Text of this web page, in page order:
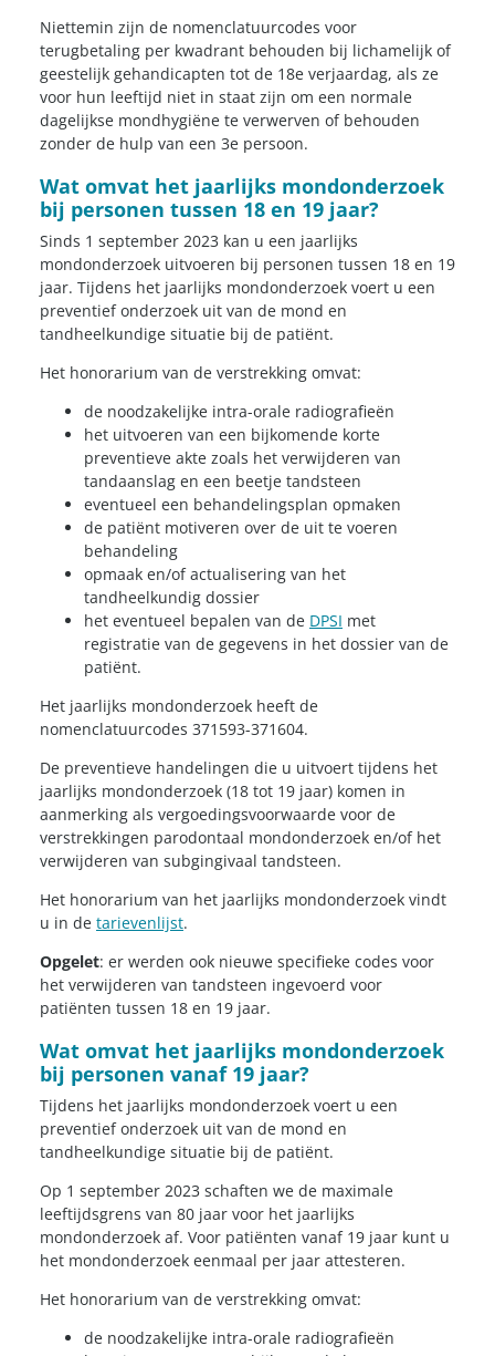
Niettemin zijn de nomenclatuurcodes voor
terugbetaling per kwadrant behouden bij lichamelijk of
geestelijk gehandicapten tot de 18e verjaardag, als ze
voor hun leeftijd niet in staat zijn om een normale
dagelijkse mondhygiëne te verwerven of behouden
zonder de hulp van een 3e persoon.
Wat omvat het jaarlijks mondonderzoek
bij personen tussen 18 en 19 jaar?
Sinds 1 september 2023 kan u een jaarlijks
mondonderzoek uitvoeren bij personen tussen 18 en 19
jaar. Tijdens het jaarlijks mondonderzoek voert u een
preventief onderzoek uit van de mond en
tandheelkundige situatie bij de patiënt.
Het honorarium van de verstrekking omvat:
de noodzakelijke intra-orale radiografieën
het uitvoeren van een bijkomende korte
preventieve akte zoals het verwijderen van
tandaanslag en een beetje tandsteen
eventueel een behandelingsplan opmaken
de patiënt motiveren over de uit te voeren
behandeling
opmaak en/of actualisering van het
tandheelkundig dossier
het eventueel bepalen van de DPSI met
registratie van de gegevens in het dossier van de
patiënt.
Het jaarlijks mondonderzoek heeft de
nomenclatuurcodes 371593-371604.
De preventieve handelingen die u uitvoert tijdens het
jaarlijks mondonderzoek (18 tot 19 jaar) komen in
aanmerking als vergoedingsvoorwaarde voor de
verstrekkingen parodontaal mondonderzoek en/of het
verwijderen van subgingivaal tandsteen.
Het honorarium van het jaarlijks mondonderzoek vindt
u in de tarievenlijst.
Opgelet: er werden ook nieuwe specifieke codes voor
het verwijderen van tandsteen ingevoerd voor
patiënten tussen 18 en 19 jaar.
Wat omvat het jaarlijks mondonderzoek
bij personen vanaf 19 jaar?
Tijdens het jaarlijks mondonderzoek voert u een
preventief onderzoek uit van de mond en
tandheelkundige situatie bij de patiënt.
Op 1 september 2023 schaften we de maximale
leeftijdsgrens van 80 jaar voor het jaarlijks
mondonderzoek af. Voor patiënten vanaf 19 jaar kunt u
het mondonderzoek eenmaal per jaar attesteren.
Het honorarium van de verstrekking omvat:
de noodzakelijke intra-orale radiografieën